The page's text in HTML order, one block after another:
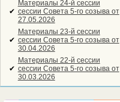
✔
Материалы 24-й сессии
сессии Совета 5-го созыва от
27.05.2026
✔
Материалы 23-й сессии
сессии Совета 5-го созыва от
30.04.2026
✔
Материалы 22-й сессии
сессии Совета 5-го созыва от
30.03.2026